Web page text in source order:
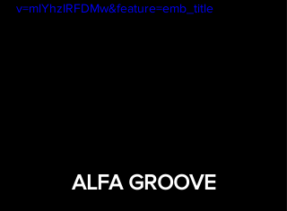
v=mlYhzIRFDMw&feature=emb_title
ALFA GROOVE